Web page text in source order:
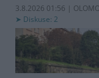
3.8.2026 01:56 |
Diskuse: 2